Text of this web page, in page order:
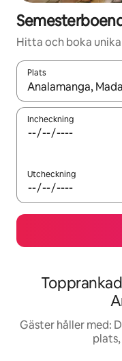
Hitta och boka
Plats
När resultaten är
Incheckning
Utcheckning
Gäster håller med: